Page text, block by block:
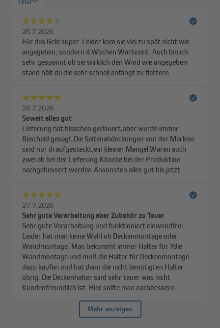
Stabil und robust gefertigt – läuft geräuscharm
Was macht unsere Basic 2000 eigentlich so außergewöhnlich
stabil? Ganz einfach: Wir haben eine doppelte Stahlseilführung in
die Aluminium-Gelenkarme integriert. Ein weiterer Vorteil ist,
dass sich die Markise ziemlich geräuschlos ein- und auskurbeln
lässt. Um Verschleiß und Abrieb der Armgelenke so gering wie
Kunststoffhülle umgeben. Zum Schutz vor witterungsbedingten
Schäden haben wir die Markise zudem mit einer hochwertigen
Lackierung versehen. Schrauben aus Edelstahl verhindern Rost.
So hast du lange Freude an deiner Basic 2000.